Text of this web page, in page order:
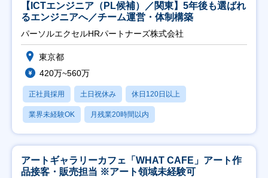
【ICTエンジニア（PL候補）／関東】5年後も選ばれ
るエンジニアへ／チーム運営・体制構築
パーソルエクセルHRパートナーズ株式会社
東京都
420万~560万
正社員採用 土日祝休み 休日120日以上
業界未経験OK 月残業20時間以内
アートギャラリーカフェ「WHAT CAFE」アート作
品接客・販売担当 ※アート領域未経験可